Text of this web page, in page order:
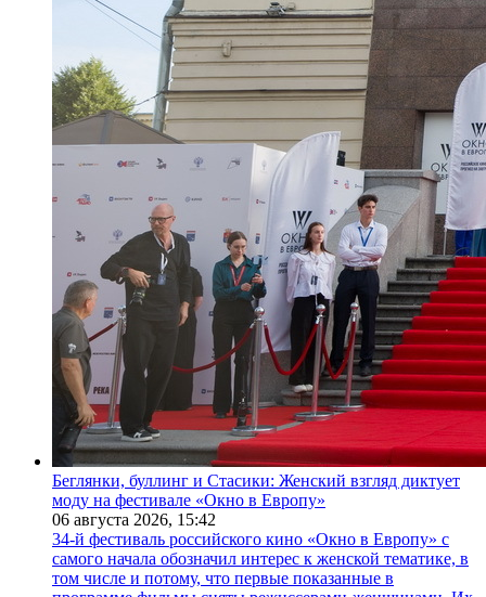
Беглянки, буллинг и Стасики: Женский взгляд диктует
моду на фестивале «Окно в Европу»
06 августа 2026, 15:42
34-й фестиваль российского кино «Окно в Европу» с
самого начала обозначил интерес к женской тематике, в
том числе и потому, что первые показанные в